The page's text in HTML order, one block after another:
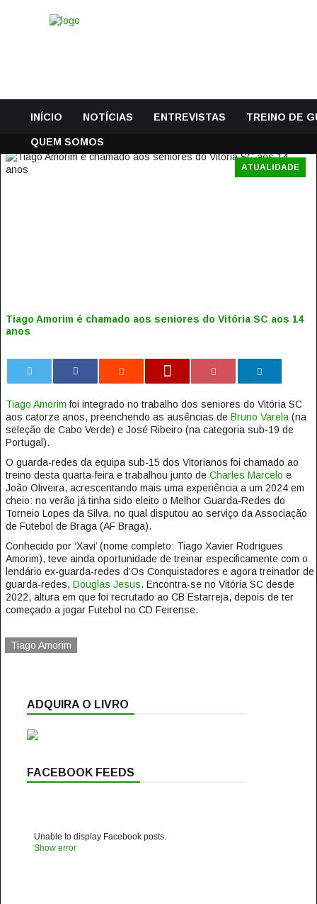
INÍCIO NOTÍCIAS ENTREVISTAS TREINO DE
QUEM SOMOS
ATUALIDADE
Tiago Amorim é chamado aos seniores do Vitória SC aos 14
anos
Tiago Amorim foi integrado no trabalho dos seniores do Vitória SC
aos catorze anos, preenchendo as ausências de Bruno Varela(na
seleção de Cabo Verde) e José Ribeiro (na categoria sub-19 de
Portugal).
O guarda-redes da equipa sub-15 dos Vitorianos foi chamado ao
treino desta quarta-feira e trabalhou junto de Charles Marcelo e
João Oliveira, acrescentando mais uma experiência a um 2024 em
cheio: no verão já tinha sido eleito o Melhor Guarda-Redes do
Torneio Lopes da Silva, no qual disputou ao serviço da Associação
de Futebol de Braga (AF Braga).
Conhecido por ‘Xavi’ (nome completo: Tiago Xavier Rodrigues
Amorim), teve ainda oportunidade de treinar especificamente com o
lendário ex-guarda-redes d’Os Conquistadores e agora treinador de
guarda-redes, Douglas Jesus. Encontra-se no Vitória SC desde
2022, altura em que foi recrutado ao CB Estarreja, depois de ter
começado a jogar Futebol no CD Feirense.
Tiago Amorim
ADQUIRA O LIVRO
FACEBOOK FEEDS
Unable to display Facebook posts.
Show error